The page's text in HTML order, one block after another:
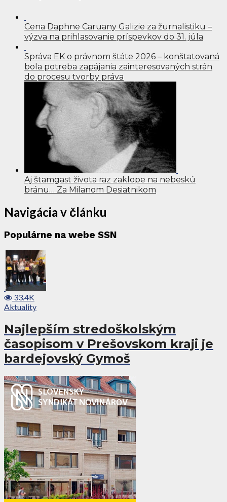
Cena Daphne Caruany Galizie za žurnalistiku –
výzva na prihlasovanie príspevkov do 31. júla
Správa EK o právnom štáte 2026 – konštatovaná
bola potreba zapájania zainteresovaných strán
do procesu tvorby práva
Aj štamgast života raz zaklope na nebeskú
bránu… Za Milanom Desiatnikom
Navigácia v článku
Populárne na webe SSN
33.4K
Aktuality
Najlepším stredoškolským
časopisom v Prešovskom kraji je
bardejovský Gymoš